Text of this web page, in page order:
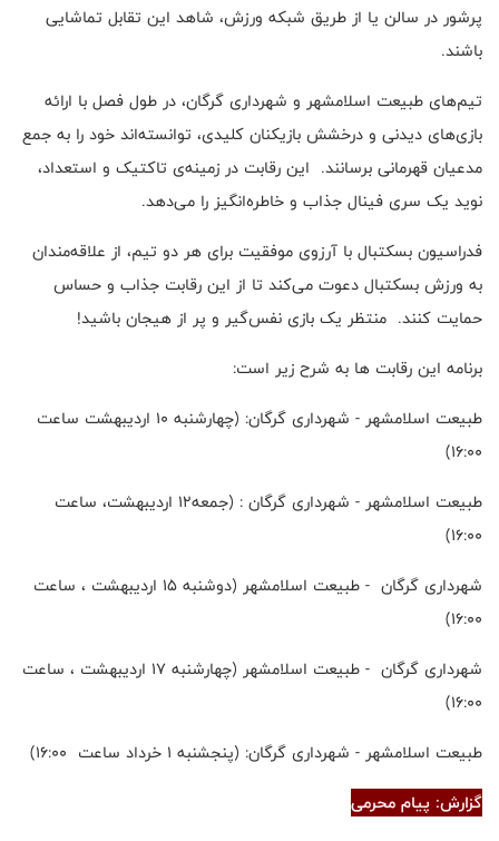
پرشور در سالن یا از طریق شبکه ورزش، شاهد این تقابل تماشایی
باشند.
تیم‌های طبیعت اسلامشهر و شهرداری گرگان، در طول فصل با ارائه
بازی‌های دیدنی و درخشش بازیکنان کلیدی، توانسته‌اند خود را به جمع
مدعیان قهرمانی برسانند. این رقابت در زمینه‌ی تاکتیک و استعداد،
نوید یک سری فینال جذاب و خاطره‌انگیز را می‌دهد.
فدراسیون بسکتبال با آرزوی موفقیت برای هر دو تیم، از علاقه‌مندان
به ورزش بسکتبال دعوت می‌کند تا از این رقابت جذاب و حساس
حمایت کنند. منتظر یک بازی نفس‌گیر و پر از هیجان باشید!
برنامه این رقابت ها به شرح زیر است:
طبیعت اسلامشهر - شهرداری گرگان: (چهارشنبه ۱۰ اردیبهشت ساعت
۱۶:۰۰)
طبیعت اسلامشهر - شهرداری گرگان : (جمعه۱۲ اردیبهشت، ساعت
۱۶:۰۰)
شهرداری گرگان - طبیعت اسلامشهر (دوشنبه ۱۵ اردیبهشت ، ساعت
۱۶:۰۰)
شهرداری گرگان - طبیعت اسلامشهر (چهارشنبه ۱۷ اردیبهشت ، ساعت
۱۶:۰۰)
طبیعت اسلامشهر - شهرداری گرگان: (پنجشنبه ۱ خرداد ساعت ۱۶:۰۰)
گزارش: پیام محرمی